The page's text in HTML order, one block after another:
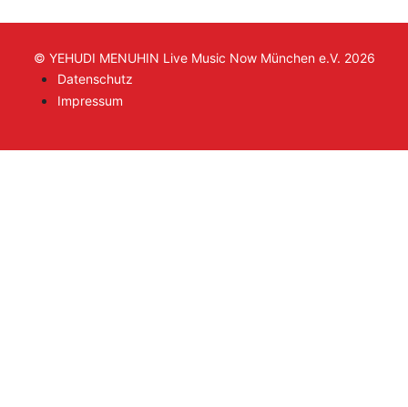
© YEHUDI MENUHIN Live Music Now München e.V. 2026
Datenschutz
Impressum